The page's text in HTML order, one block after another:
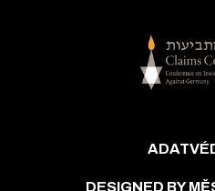
DESIGNED BY